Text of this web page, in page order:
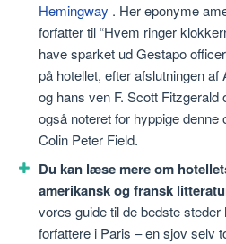
Hemingway . Her eponyme
forfatter til “Hvem ringer
have sparket ud Gestapo
på hotellet, efter afslutningen
og hans ven F. Scott Fitzgerald
også noteret for hyppige denne
Colin Peter Field.
Du kan læse mere om
amerikansk og fransk
vores guide til de bedste
forfattere i Paris – en sjov selv